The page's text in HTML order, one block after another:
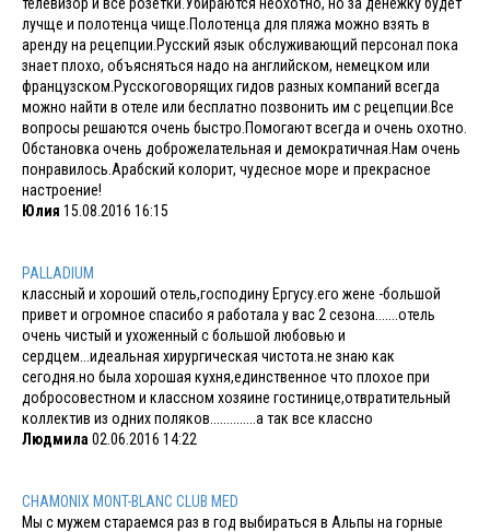
лучще и полотенца чище.Полотенца для пляжа можно взять в
аренду на рецепции.Русский язык обслуживающий персонал пока
знает плохо, объясняться надо на английском, немецком или
французском.Русскоговорящих гидов разных компаний всегда
можно найти в отеле или бесплатно позвонить им с рецепции.Все
вопросы решаются очень быстро.Помогают всегда и очень охотно.
Обстановка очень доброжелательная и демократичная.Нам очень
понравилось.Арабский колорит, чудесное море и прекрасное
настроение!
Юлия 15.08.2016 16:15
PALLADIUM
классный и хороший отель,господину Ергусу.его жене -большой
привет и огромное спасибо я работала у вас 2 сезона.......отель
очень чистый и ухоженный с большой любовью и
сердцем...идеальная хирургическая чистота.не знаю как
сегодня.но была хорошая кухня,единственное что плохое при
добросовестном и классном хозяине гостинице,отвратительный
коллектив из одних поляков..............а так все классно
Людмила 02.06.2016 14:22
CHAMONIX MONT-BLANC CLUB MED
Мы с мужем стараемся раз в год выбираться в Альпы на горные